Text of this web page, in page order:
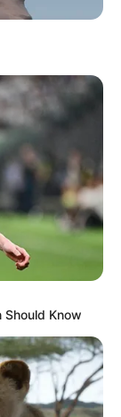
Notes
Should Know